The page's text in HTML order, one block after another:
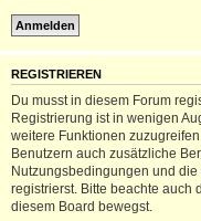
REGISTRIEREN
Du musst in diesem Forum
Registrierung ist in wenigen
weitere Funktionen
Benutzern auch zusätzliche
Nutzungsbedingungen und
registrierst. Bitte beachte auch
diesem Board bewegst.